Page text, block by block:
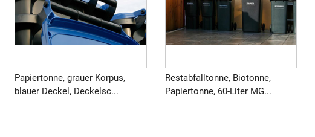
Papiertonne, grauer Korpus,
blauer Deckel, Deckelsc...
Restabfalltonne, Biotonne,
Papiertonne, 60-Liter MG...